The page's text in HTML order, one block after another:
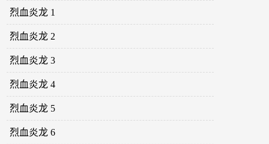
烈血炎龙 1
烈血炎龙 2
烈血炎龙 3
烈血炎龙 4
烈血炎龙 5
烈血炎龙 6